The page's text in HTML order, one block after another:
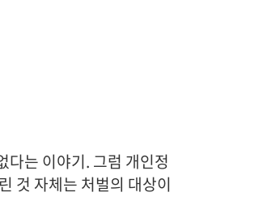
다는 이야기. 그럼 개인정
것 자체는 처벌의 대상이